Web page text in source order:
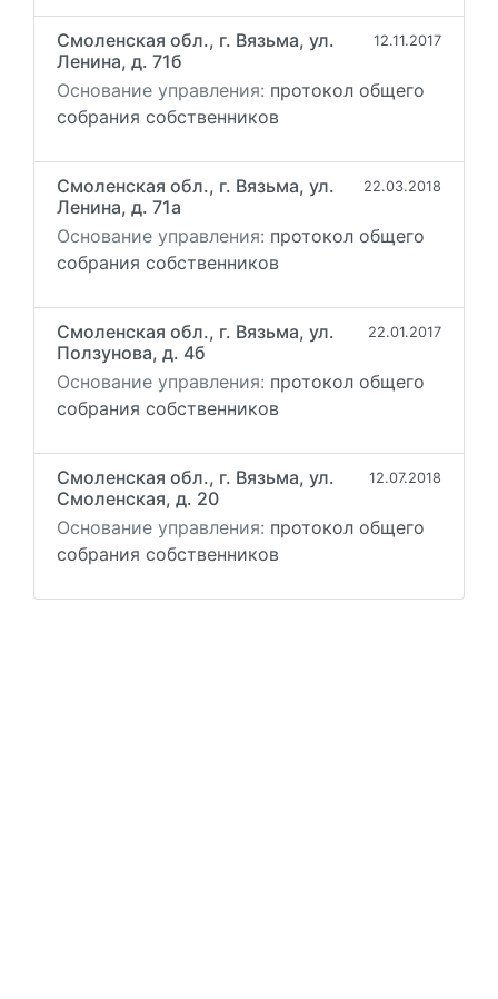
Смоленская обл., г. Вязьма, ул.
Ленина, д. 71б
12.11.2017
Основание управления: протокол общего
собрания собственников
Смоленская обл., г. Вязьма, ул.
Ленина, д. 71а
22.03.2018
Основание управления: протокол общего
собрания собственников
Смоленская обл., г. Вязьма, ул.
Ползунова, д. 4б
22.01.2017
Основание управления: протокол общего
собрания собственников
Смоленская обл., г. Вязьма, ул.
Смоленская, д. 20
12.07.2018
Основание управления: протокол общего
собрания собственников